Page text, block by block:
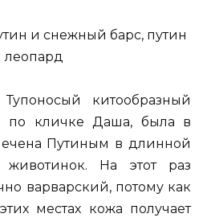
Тупоносый китообразный
по кличке Даша, была в
Путиным в длинной
животинок. На этот раз
варварский, потому как
местах кожа получает